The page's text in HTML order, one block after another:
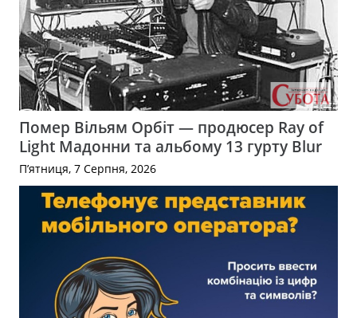
Помер Вільям Орбіт — продюсер Ray of
Light Мадонни та альбому 13 гурту Blur
П’ятниця, 7 Серпня, 2026